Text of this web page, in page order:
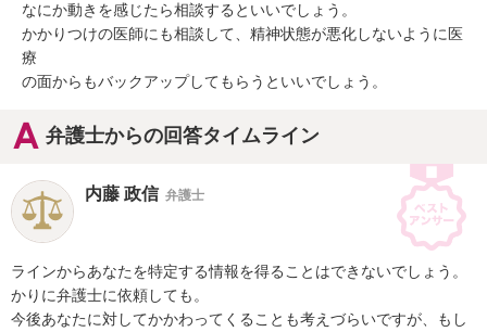
なにか動きを感じたら相談するといいでしょう。
かかりつけの医師にも相談して、精神状態が悪化しないように医
療
の面からもバックアップしてもらうといいでしょう。
弁護士からの回答タイムライン
内藤 政信 弁護士
ラインからあなたを特定する情報を得ることはできないでしょう。
かりに弁護士に依頼しても。
今後あなたに対してかかわってくることも考えづらいですが、もし